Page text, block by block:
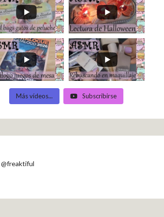
Más vídeos... Subscribirse
@freaktiful